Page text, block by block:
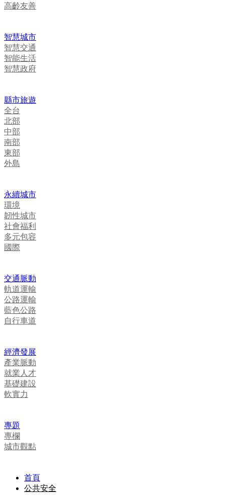
高齡友善
智慧城市
智慧交通
智能生活
智慧政府
縣市旅遊
全台
北部
中部
南部
東部
外島
永續城市
環境
韌性城市
社會福利
多元包容
國際
交通脈動
軌道運輸
公路運輸
藍色公路
自行車道
經濟發展
產業脈動
就業人才
基礎建設
軟實力
專題
專欄
城市觀點
首頁
公共安全